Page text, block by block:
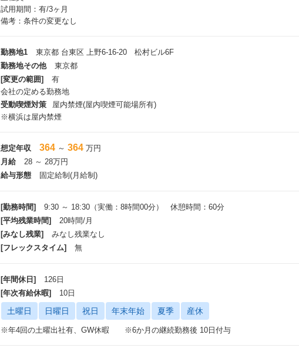
試用期間：有/3ヶ月
備考：条件の変更なし
勤務地1
東京都 台東区 上野6-16-20 松村ビル6F
勤務地その他
東京都
[変更の範囲]
有
会社の定める勤務地
受動喫煙対策
屋内禁煙(屋内喫煙可能場所有)
※横浜は屋内禁煙
想定年収 364 ～ 364 万円
月給
28 ～ 28万円
給与形態
固定給制(月給制)
[勤務時間]
9:30 ～ 18:30（実働：8時間00分） 休憩時間：60分
[平均残業時間]
20時間/月
[みなし残業]
みなし残業なし
[フレックスタイム]
無
[年間休日]
126日
[年次有給休暇]
10日
土曜日 日曜日 祝日 年末年始 夏季 産休
※年4回の土曜出社有、GW休暇 ※6か月の継続勤務後 10日付与